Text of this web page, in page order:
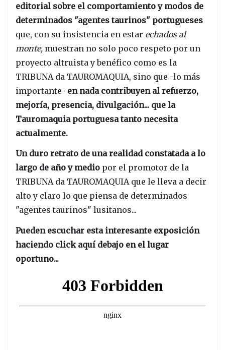
editorial sobre el comportamiento y modos de
determinados "agentes taurinos" portugueses
que, con su insistencia en estar echados al
monte, muestran no solo poco respeto por un
proyecto altruista y benéfico como es la
TRIBUNA da TAUROMAQUIA, sino que -lo más
importante- en nada contribuyen al refuerzo,
mejoría, presencia, divulgación... que la
Tauromaquia portuguesa tanto necesita
actualmente.
Un duro retrato de una realidad constatada a lo
largo de año y medio por el promotor de la
TRIBUNA da TAUROMAQUIA que le lleva a decir
alto y claro lo que piensa de determinados
"agentes taurinos" lusitanos...
Pueden escuchar esta interesante exposición
haciendo click aquí debajo en el lugar
oportuno...